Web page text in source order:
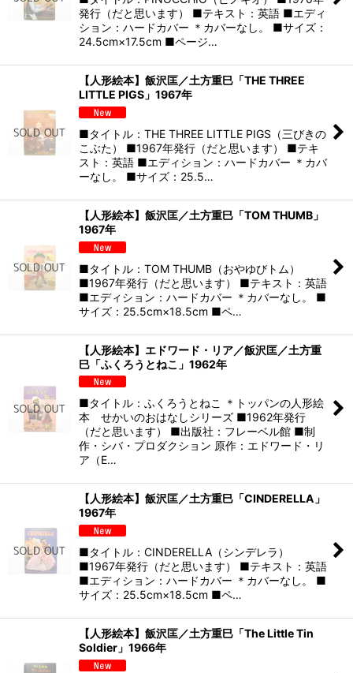
発行（だと思います） ■テキスト：英語 ■エディ
ション：ハードカバー ＊カバーなし。 ■サイズ：
24.5cm×17.5cm ■ページ…
【人形絵本】飯沢匡／土方重巳「THE THREE
LITTLE PIGS」1967年
■タイトル：THE THREE LITTLE PIGS（三びきの
こぶた） ■1967年発行（だと思います） ■テキ
スト：英語 ■エディション：ハードカバー ＊カバ
ーなし。 ■サイズ：25.5…
【人形絵本】飯沢匡／土方重巳「TOM THUMB」
1967年
■タイトル：TOM THUMB（おやゆびトム）
■1967年発行（だと思います） ■テキスト：英語
■エディション：ハードカバー ＊カバーなし。 ■
サイズ：25.5cm×18.5cm ■ペ…
【人形絵本】エドワード・リア／飯沢匡／土方重
巳「ふくろうとねこ」1962年
■タイトル：ふくろうとねこ ＊トッパンの人形絵
本 せかいのおはなしシリーズ ■1962年発行
（だと思います） ■出版社：フレーベル館 ■制
作・シバ・プロダクション 原作：エドワード・リ
ア（E…
【人形絵本】飯沢匡／土方重巳「CINDERELLA」
1967年
■タイトル：CINDERELLA（シンデレラ）
■1967年発行（だと思います） ■テキスト：英語
■エディション：ハードカバー ＊カバーなし。 ■
サイズ：25.5cm×18.5cm ■ペ…
【人形絵本】飯沢匡／土方重巳「The Little Tin
Soldier」1966年